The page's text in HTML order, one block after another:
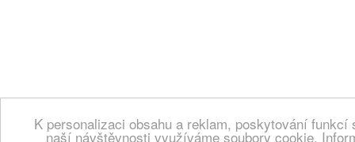
K personalizaci obsahu a reklam, poskytování
naší návštěvnosti využíváme soubory cookie.